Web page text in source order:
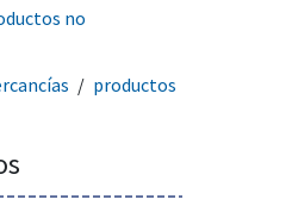
no
productos